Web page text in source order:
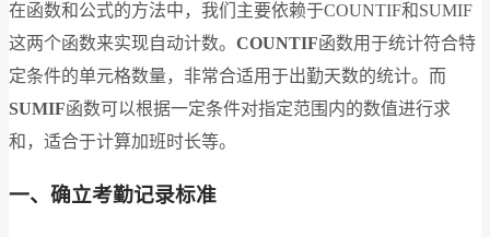
在函数和公式的方法中，我们主要依赖于COUNTIF和SUMIF
这两个函数来实现自动计数。 COUNTIF函数用于统计符合特
定条件的单元格数量，非常合适用于出勤天数的统计。而
SUMIF函数可以根据一定条件对指定范围内的数值进行求
和，适合于计算加班时长等。
一、确立考勤记录标准